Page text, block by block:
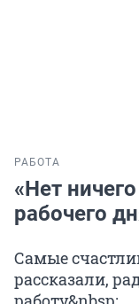
РАБОТА
«Нет
рабочего
Самые
рассказали,